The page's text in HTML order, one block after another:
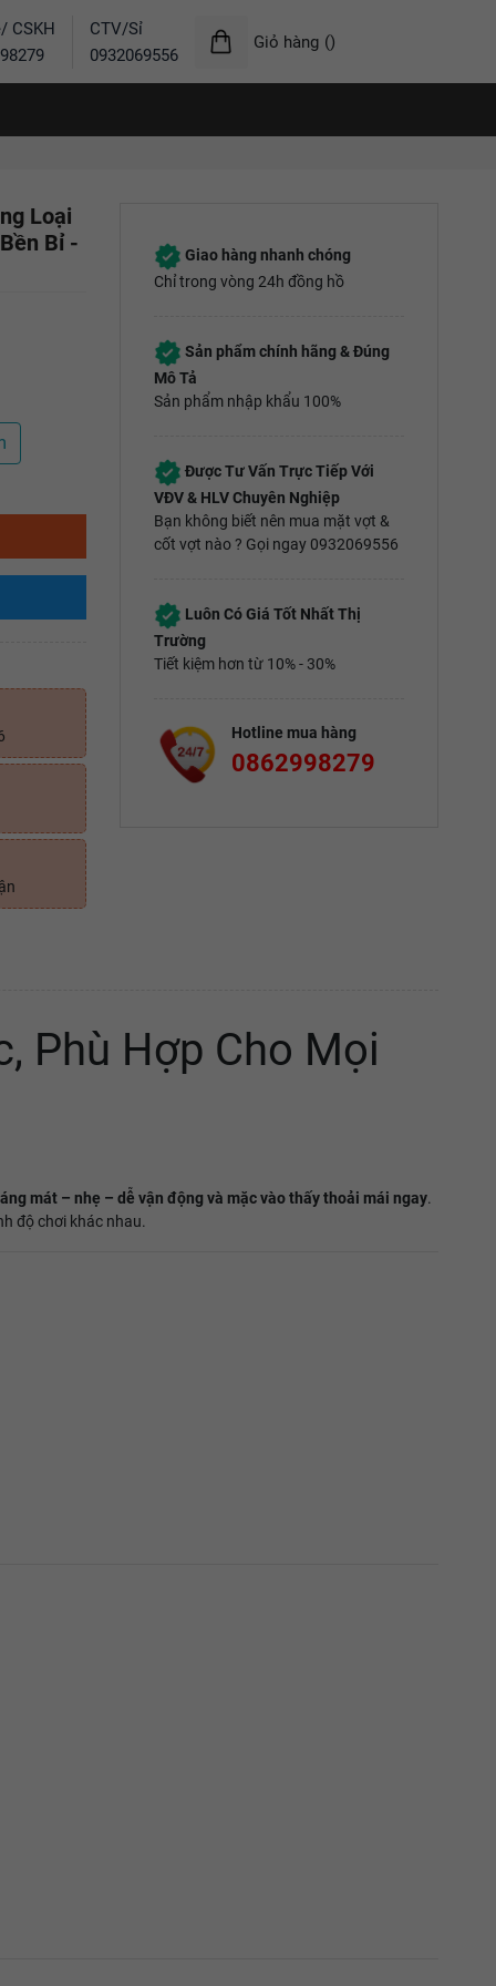
CSKH
CTV/Sỉ
0932069556
Giỏ hàng ()
Loại
Bỉ -
Giao hàng nhanh chóng
Chỉ trong vòng 24h đồng hồ
Sản phẩm chính hãng & Đúng
Mô Tả
Sản phẩm nhập khẩu 100%
Được Tư Vấn Trực Tiếp Với
VĐV & HLV Chuyên Nghiệp
Bạn không biết nên mua mặt vợt &
cốt vợt nào ? Gọi ngay 0932069556
Luôn Có Giá Tốt Nhất Thị
Trường
Tiết kiệm hơn từ 10% - 30%
Hotline mua hàng
0862998279
Phù Hợp Cho Mọi
mát – nhẹ – dễ vận động và mặc vào thấy thoải mái ngay.
độ chơi khác nhau.